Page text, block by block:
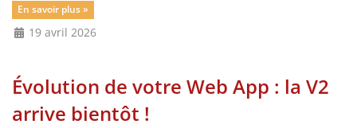
En savoir plus »
19 avril 2026
Évolution de votre Web App : la V2
arrive bientôt !